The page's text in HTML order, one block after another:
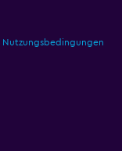
Nutzungsbedingungen